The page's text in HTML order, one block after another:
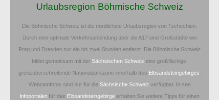
Urlaubsregion Böhmische Schweiz
Die Böhmische Schweiz ist die nördlichste Urlaubsregion von Tschechien.
Durch eine optimale Verkehrsanbindung über die A17 sind Großstädte wie
Prag und Dresden nur ein bis zwei Stunden entfernt. Die Böhmische Schweiz
bildet gemeinsam mit der Sächsischen Schweiz eine großflächige,
grenzüberschreitende Nationalparkzone innerhalb des Elbsandsteingebirges
Webcamfotos sind nur für die Sächsische Schweiz verfügbar. In sen
Infoportalen für das Elbsandsteingebirge erhalten Sie weitere Tipps für einen